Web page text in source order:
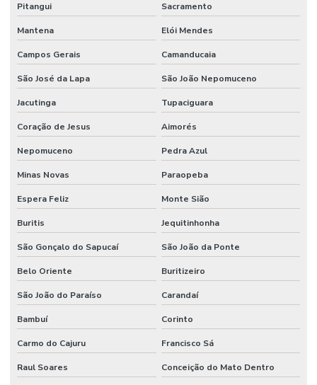
Pitangui Sacramento
Mantena Elói Mendes
Campos Gerais Camanducaia
São José da Lapa São João Nepomuceno
Jacutinga Tupaciguara
Coração de Jesus Aimorés
Nepomuceno Pedra Azul
Minas Novas Paraopeba
Espera Feliz Monte Sião
Buritis Jequitinhonha
São Gonçalo do Sapucaí São João da Ponte
Belo Oriente Buritizeiro
São João do Paraíso Carandaí
Bambuí Corinto
Carmo do Cajuru Francisco Sá
Raul Soares Conceição do Mato Dentro